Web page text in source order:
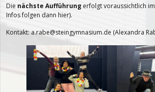
Dienächste Aufführungerfolgt voraussichtlich im
Infos folgen dann hier).
Kontakt: a.rabe@steingymnasium.de (Alexandra